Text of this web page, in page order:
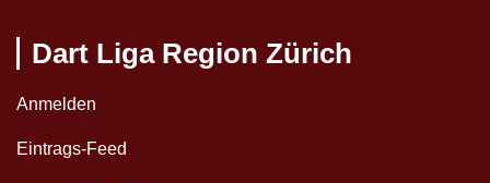
Dart Liga Region Zürich
Anmelden
Eintrags-Feed